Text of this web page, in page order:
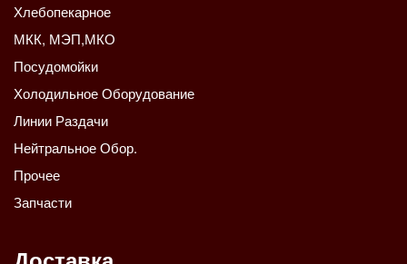
Хлебопекарное
МКК, МЭП,МКО
Посудомойки
Холодильное Оборудование
Линии Раздачи
Нейтральное Обор.
Прочее
Запчасти